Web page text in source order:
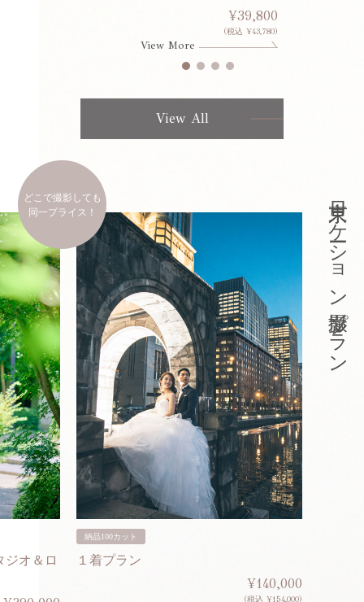
¥39,800
(税込 ¥43,780)
View More
View All
どこで撮影しても
同一プライス！
ジオ＆ロ
納品100カット
１着プラン
¥140,000
(税込 ¥154,000)
東京ロケーション撮影プラン